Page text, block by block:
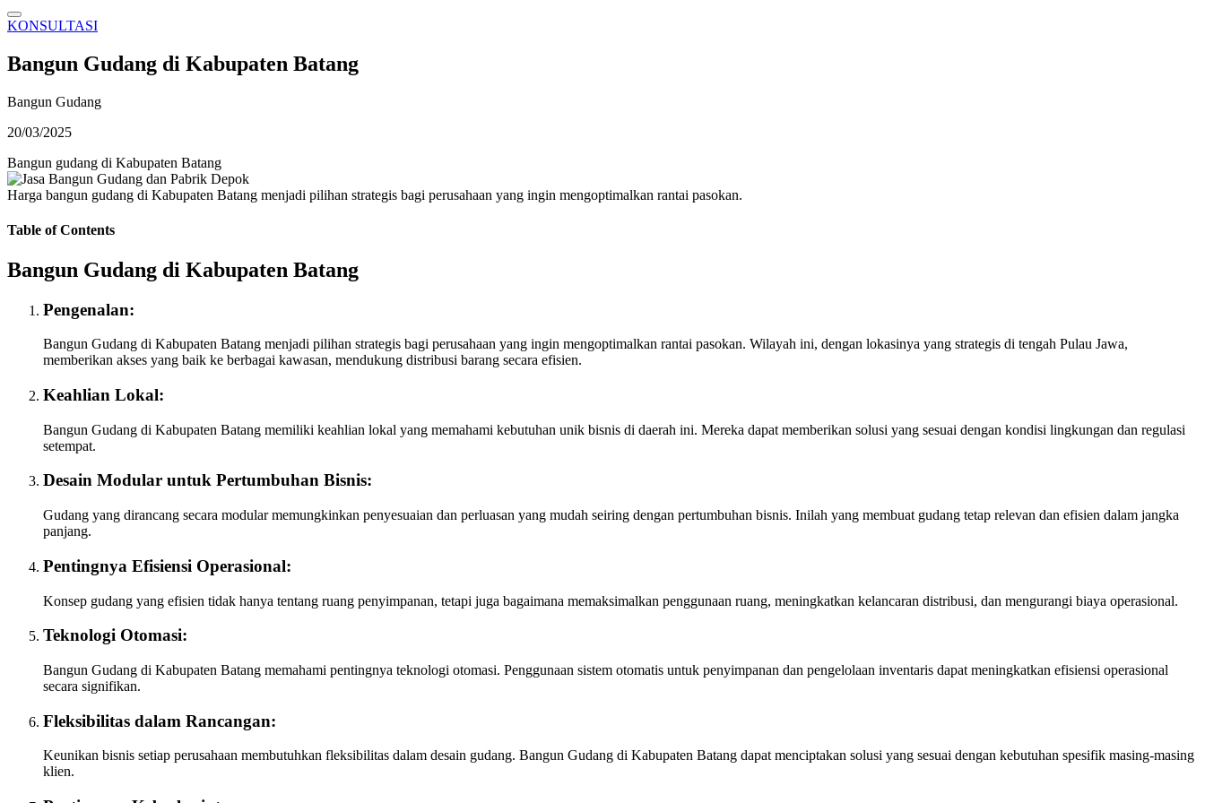
KONSULTASI
Bangun Gudang di Kabupaten Batang
Bangun Gudang
20/03/2025
Bangun gudang di Kabupaten Batang
Harga bangun gudang di Kabupaten Batang menjadi pilihan strategis bagi perusahaan yang ingin mengoptimalkan rantai pasokan.
Table of Contents
Bangun Gudang di Kabupaten Batang
Pengenalan:
Bangun Gudang di Kabupaten Batang menjadi pilihan strategis bagi perusahaan yang ingin mengoptimalkan rantai pasokan. Wilayah ini, dengan lokasinya yang strategis di tengah Pulau Jawa,
memberikan akses yang baik ke berbagai kawasan, mendukung distribusi barang secara efisien.
Keahlian Lokal:
Bangun Gudang di Kabupaten Batang memiliki keahlian lokal yang memahami kebutuhan unik bisnis di daerah ini. Mereka dapat memberikan solusi yang sesuai dengan kondisi lingkungan dan regulasi
setempat.
Desain Modular untuk Pertumbuhan Bisnis:
Gudang yang dirancang secara modular memungkinkan penyesuaian dan perluasan yang mudah seiring dengan pertumbuhan bisnis. Inilah yang membuat gudang tetap relevan dan efisien dalam jangka
panjang.
Pentingnya Efisiensi Operasional:
Konsep gudang yang efisien tidak hanya tentang ruang penyimpanan, tetapi juga bagaimana memaksimalkan penggunaan ruang, meningkatkan kelancaran distribusi, dan mengurangi biaya operasional.
Teknologi Otomasi:
Bangun Gudang di Kabupaten Batang memahami pentingnya teknologi otomasi. Penggunaan sistem otomatis untuk penyimpanan dan pengelolaan inventaris dapat meningkatkan efisiensi operasional
secara signifikan.
Fleksibilitas dalam Rancangan:
Keunikan bisnis setiap perusahaan membutuhkan fleksibilitas dalam desain gudang. Bangun Gudang di Kabupaten Batang dapat menciptakan solusi yang sesuai dengan kebutuhan spesifik masing-masing
klien.